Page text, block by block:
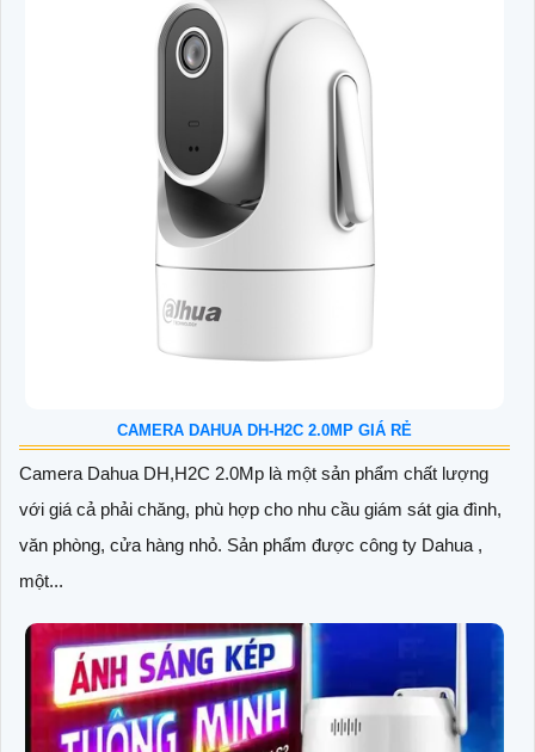
CAMERA DAHUA DH-H2C 2.0MP GIÁ RẺ
Camera Dahua DH,H2C 2.0Mp là một sản phẩm chất lượng
với giá cả phải chăng, phù hợp cho nhu cầu giám sát gia đình,
văn phòng, cửa hàng nhỏ. Sản phẩm được công ty Dahua ,
một...